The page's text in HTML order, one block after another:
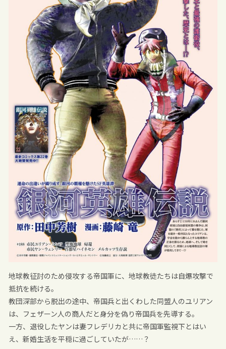
地球教征討のため侵攻する帝国軍に、地球教徒たちは自爆攻撃で
抵抗を続ける。
教団深部から脱出の途中、帝国兵と出くわした同盟人のユリアン
は、フェザーン人の商人だと身分を偽り帝国兵を先導する。
一方、退役したヤンは妻フレデリカと共に帝国軍監視下とはい
え、新婚生活を平穏に過ごしていたが……？